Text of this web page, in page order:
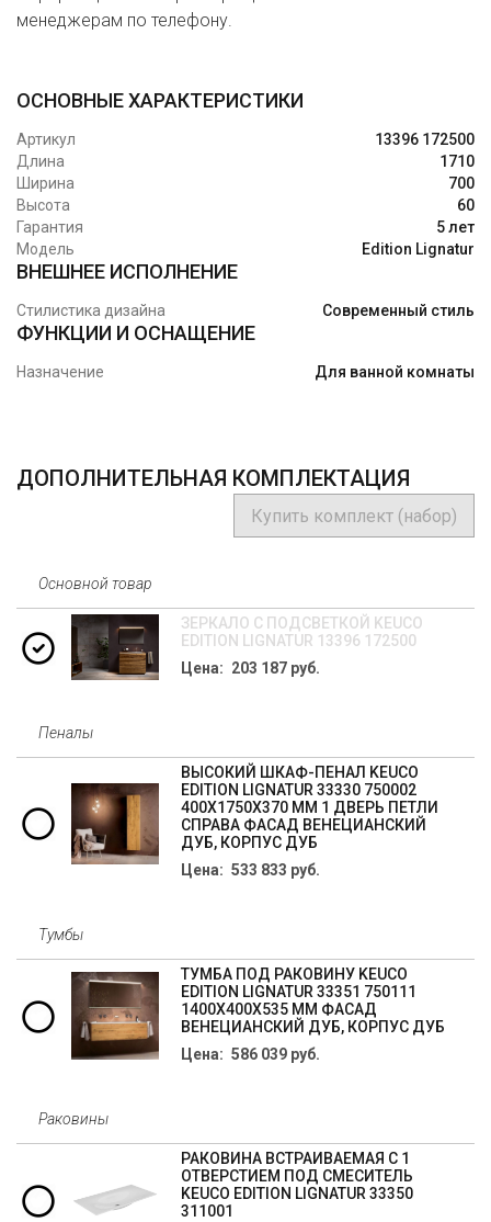
менеджерам по телефону.
ОСНОВНЫЕ ХАРАКТЕРИСТИКИ
Артикул
13396 172500
Длина
1710
Ширина
700
Высота
60
Гарантия
5 лет
Модель
Edition Lignatur
ВНЕШНЕЕ ИСПОЛНЕНИЕ
Стилистика дизайна Современный стиль
ФУНКЦИИ И ОСНАЩЕНИЕ
Назначение Для ванной комнаты
ДОПОЛНИТЕЛЬНАЯ КОМПЛЕКТАЦИЯ
Купить комплект (набор)
Основной товар
ЗЕРКАЛО С ПОДСВЕТКОЙ KEUCO
EDITION LIGNATUR 13396 172500
Цена: 203 187 руб.
Пеналы
ВЫСОКИЙ ШКАФ-ПЕНАЛ KEUCO
EDITION LIGNATUR 33330 750002
400X1750X370 ММ 1 ДВЕРЬ ПЕТЛИ
СПРАВА ФАСАД ВЕНЕЦИАНСКИЙ
ДУБ, КОРПУС ДУБ
Цена: 533 833 руб.
Тумбы
ТУМБА ПОД РАКОВИНУ KEUCO
EDITION LIGNATUR 33351 750111
1400X400X535 ММ ФАСАД
ВЕНЕЦИАНСКИЙ ДУБ, КОРПУС ДУБ
Цена: 586 039 руб.
Раковины
РАКОВИНА ВСТРАИВАЕМАЯ С 1
ОТВЕРСТИЕМ ПОД СМЕСИТЕЛЬ
KEUCO EDITION LIGNATUR 33350
311001